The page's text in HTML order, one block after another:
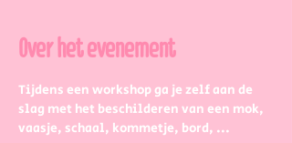
Over het evenement
Tijdens een workshop ga je zelf aan de
slag met het beschilderen van een mok,
vaasje, schaal, kommetje, bord, ...